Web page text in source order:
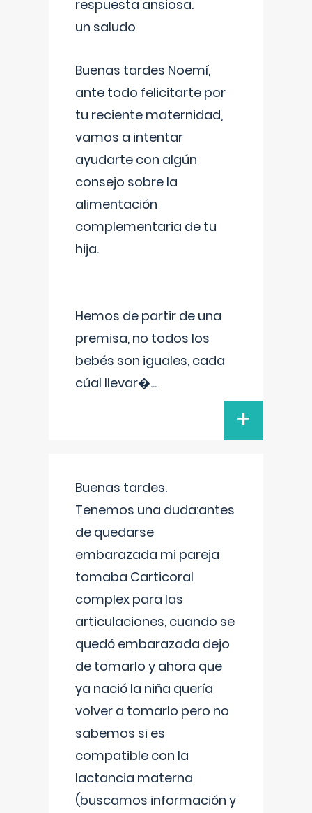
respuesta ansiosa.
un saludo
Buenas tardes Noemí,
ante todo felicitarte por
tu reciente maternidad,
vamos a intentar
ayudarte con algún
consejo sobre la
alimentación
complementaria de tu
hija.
Hemos de partir de una
premisa, no todos los
bebés son iguales, cada
cúal llevar�...
+
Buenas tardes.
Tenemos una duda:antes
de quedarse
embarazada mi pareja
tomaba Carticoral
complex para las
articulaciones, cuando se
quedó embarazada dejo
de tomarlo y ahora que
ya nació la niña quería
volver a tomarlo pero no
sabemos si es
compatible con la
lactancia materna
(buscamos información y